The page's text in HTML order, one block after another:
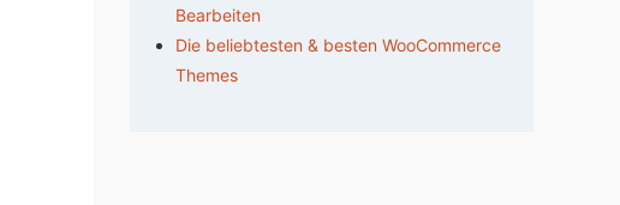
Bearbeiten
Die beliebtesten & besten WooCommerce
Themes